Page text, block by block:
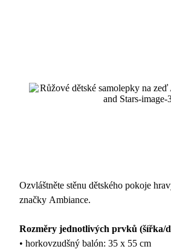
Ozvláštněte stěnu dětského pokoje
značky Ambiance.
Rozměry jednotlivých prvků (šířka/
• horkovzudšný balón: 35 x 55 cm